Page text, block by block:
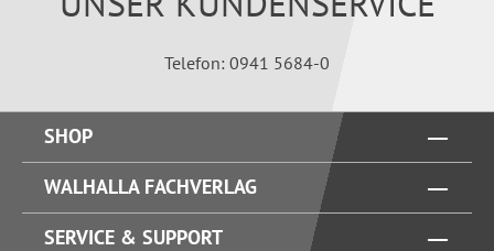
Telefon: 0941 5684-0
SHOP
WALHALLA FACHVERLAG
SERVICE & SUPPORT